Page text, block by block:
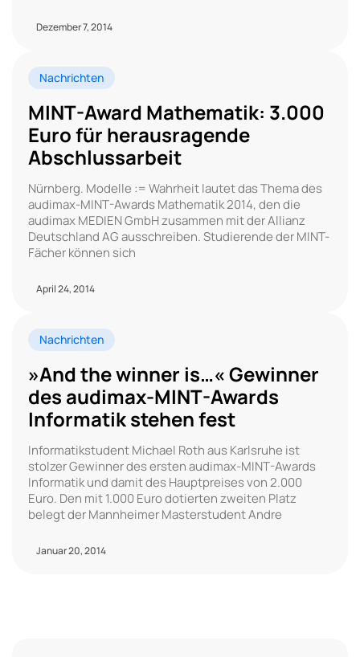
Dezember 7, 2014
Nachrichten
MINT-Award Mathematik: 3.000
Euro für herausragende
Abschlussarbeit
Nürnberg. Modelle := Wahrheit lautet das Thema des
audimax-MINT-Awards Mathematik 2014, den die
audimax MEDIEN GmbH zusammen mit der Allianz
Deutschland AG ausschreiben. Studierende der MINT-
Fächer können sich
April 24, 2014
Nachrichten
»And the winner is…« Gewinner
des audimax-MINT-Awards
Informatik stehen fest
Informatikstudent Michael Roth aus Karlsruhe ist
stolzer Gewinner des ersten audimax-MINT-Awards
Informatik und damit des Hauptpreises von 2.000
Euro. Den mit 1.000 Euro dotierten zweiten Platz
belegt der Mannheimer Masterstudent Andre
Januar 20, 2014